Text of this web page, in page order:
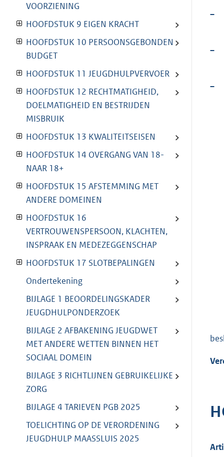
VOORZIENING
HOOFDSTUK 9 EIGEN KRACHT
HOOFDSTUK 10 PERSOONSGEBONDEN
BUDGET
HOOFDSTUK 11 JEUGDHULPVERVOER
HOOFDSTUK 12 RECHTMATIGHEID,
DOELMATIGHEID EN BESTRIJDEN
MISBRUIK
HOOFDSTUK 13 KWALITEITSEISEN
HOOFDSTUK 14 OVERGANG VAN 18-
NAAR 18+
HOOFDSTUK 15 AFSTEMMING MET
ANDERE DOMEINEN
HOOFDSTUK 16
VERTROUWENSPERSOON, KLACHTEN,
INSPRAAK EN MEDEZEGGENSCHAP
HOOFDSTUK 17 SLOTBEPALINGEN
Ondertekening
BIJLAGE 1 BEOORDELINGSKADER
JEUGDHULPONDERZOEK
BIJLAGE 2 AFBAKENING JEUGDWET
MET ANDERE WETTEN BINNEN HET
SOCIAAL DOMEIN
BIJLAGE 3 RICHTLIJNEN GEBRUIKELIJKE
ZORG
BIJLAGE 4 TARIEVEN PGB 2025
TOELICHTING OP DE VERORDENING
JEUGDHULP MAASSLUIS 2025
–
–
–